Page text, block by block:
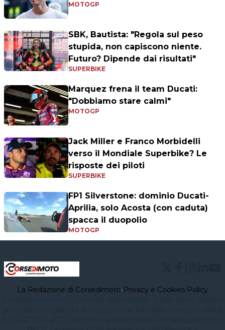
MOTOGP
SBK, Bautista: "Regola sul peso
stupida, non capiscono niente.
Futuro? Dipende dai risultati"
SUPERBIKE
Marquez frena il team Ducati:
"Dobbiamo stare calmi"
MOTOGP
Jack Miller e Franco Morbidelli
verso il Mondiale Superbike? Le
risposte dei piloti
SUPERBIKE
FP1 Silverstone: dominio Ducati-
Aprilia, solo Acosta (con caduta)
spacca il duopolio
MOTOGP
La Redazione di Corsedimoto•Privacy e Cookies Policy